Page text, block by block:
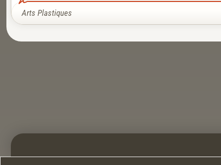
Arts Plastiques